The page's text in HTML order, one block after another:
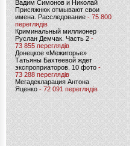
Вадим Симонов и Николай
Присяжнюк отмывают свои
имена. Расследование - 75 800
переглядів
Криминальный миллионер
Руслан Демчак. Часть 2-
73 855 переглядів
Донецкое «Межигорье»
Татьяны Бахтеевой ждет
экспроприаторов. 10 фото -
73 288 переглядів
Мегадекларация Антона
Яценко - 72 091 переглядів